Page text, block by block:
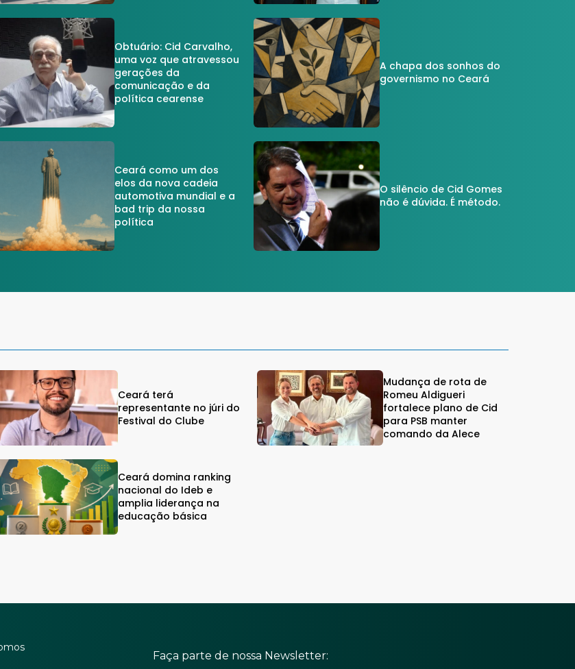
Obtuário: Cid Carvalho,
uma voz que atravessou
gerações da
comunicação e da
política cearense
A chapa dos sonhos do
governismo no Ceará
Ceará como um dos
elos da nova cadeia
automotiva mundial e a
bad trip da nossa
política
O silêncio de Cid Gomes
não é dúvida. É método.
Ceará terá
representante no júri do
Festival do Clube
Mudança de rota de
Romeu Aldigueri
fortalece plano de Cid
para PSB manter
comando da Alece
Ceará domina ranking
nacional do Ideb e
amplia liderança na
educação básica
Faça parte de nossa Newsletter: